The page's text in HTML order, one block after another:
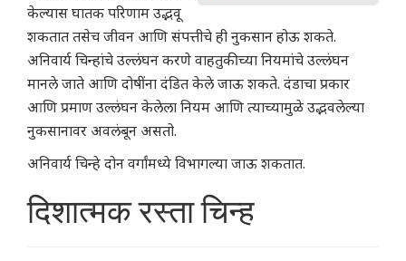
केल्यास घातक परिणाम उद्भवू
शकतात तसेच जीवन आणि संपत्तीचे ही नुकसान होऊ शकते.
अनिवार्य चिन्हांचे उल्लंघन करणे वाहतुकीच्या नियमांचे उल्लंघन
मानले जाते आणि दोषींना दंडित केले जाऊ शकते. दंडाचा प्रकार
आणि प्रमाण उल्लंघन केलेला नियम आणि त्याच्यामुळे उद्भवलेल्या
नुकसानावर अवलंबून असतो.
अनिवार्य चिन्हे दोन वर्गांमध्ये विभागल्या जाऊ शकतात.
दिशात्मक रस्ता चिन्ह